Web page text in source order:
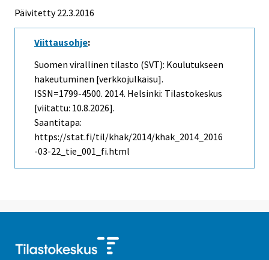
Päivitetty 22.3.2016
Viittausohje:
Suomen virallinen tilasto (SVT): Koulutukseen
hakeutuminen [verkkojulkaisu].
ISSN=1799-4500. 2014. Helsinki: Tilastokeskus
[viitattu: 10.8.2026].
Saantitapa:
https://stat.fi/til/khak/2014/khak_2014_2016
-03-22_tie_001_fi.html